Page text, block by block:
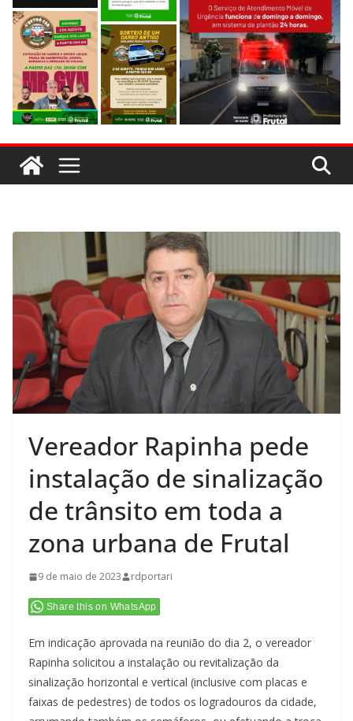
Vereador Rapinha pede
instalação de sinalização
de trânsito em toda a
zona urbana de Frutal
9 de maio de 2023 rdportari
Share this on WhatsApp
Em indicação aprovada na reunião do dia 2, o vereador
Rapinha solicitou a instalação ou revitalização da
sinalização horizontal e vertical (inclusive com placas e
faixas de pedestres) de todos os logradouros da cidade,